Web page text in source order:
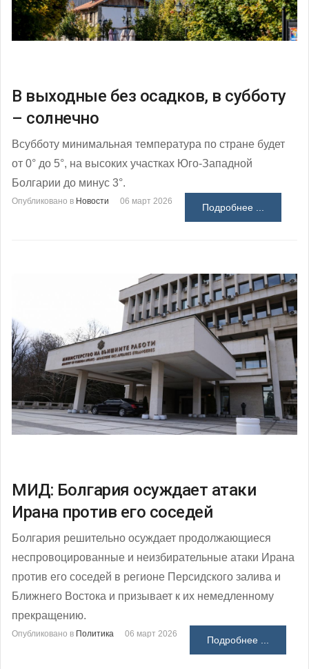
В выходные без осадков, в субботу
– солнечно
Всубботу минимальная температура по стране будет
от 0° до 5°, на высоких участках Юго-Западной
Болгарии до минус 3°.
Опубликовано в Новости 06 март 2026
Подробнее ...
МИД: Болгария осуждает атаки
Ирана против его соседей
Болгария решительно осуждает продолжающиеся
неспровоцированные и неизбирательные атаки Ирана
против его соседей в регионе Персидского залива и
Ближнего Востока и призывает к их немедленному
прекращению.
Опубликовано в Политика 06 март 2026
Подробнее ...